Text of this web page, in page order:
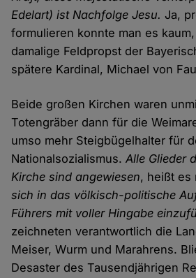
Edelart) ist Nachfolge Jesu. Ja,
formulieren konnte man es
damalige Feldpropst der
spätere Kardinal, Michael von
Beide großen Kirchen waren
Totengräber dann für die
umso mehr Steigbügelhalter für
Nationalsozialismus.Alle Glieder
Kirche sind angewiesen, heißt es
sich in das völkisch-politische
Führers mit voller Hingabe
zeichneten verantwortlich die
Meiser, Wurm und Marahrens.
Desaster des Tausendjährigen